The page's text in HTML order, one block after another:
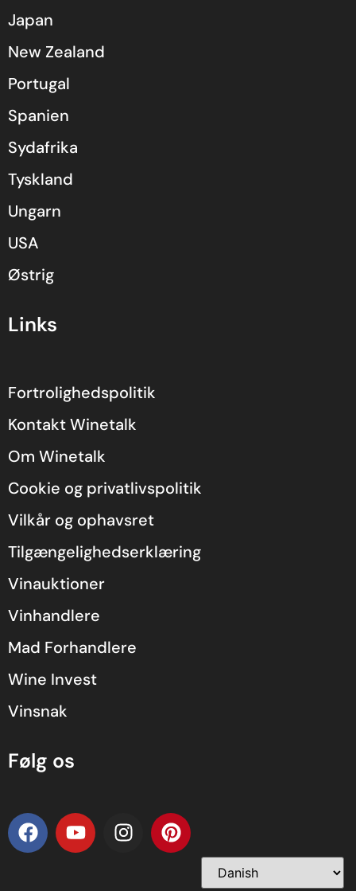
Japan
New Zealand
Portugal
Spanien
Sydafrika
Tyskland
Ungarn
USA
Østrig
Links
Fortrolighedspolitik
Kontakt Winetalk
Om Winetalk
Cookie og privatlivspolitik
Vilkår og ophavsret
Tilgængelighedserklæring
Vinauktioner
Vinhandlere
Mad Forhandlere
Wine Invest
Vinsnak
Følg os